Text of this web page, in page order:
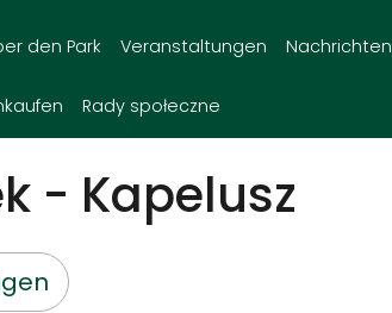
den Park Veranstaltungen Nachrichten
Rady społeczne
- Kapelusz